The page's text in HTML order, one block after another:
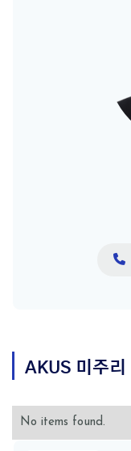

AKUS 미주리
No items found.